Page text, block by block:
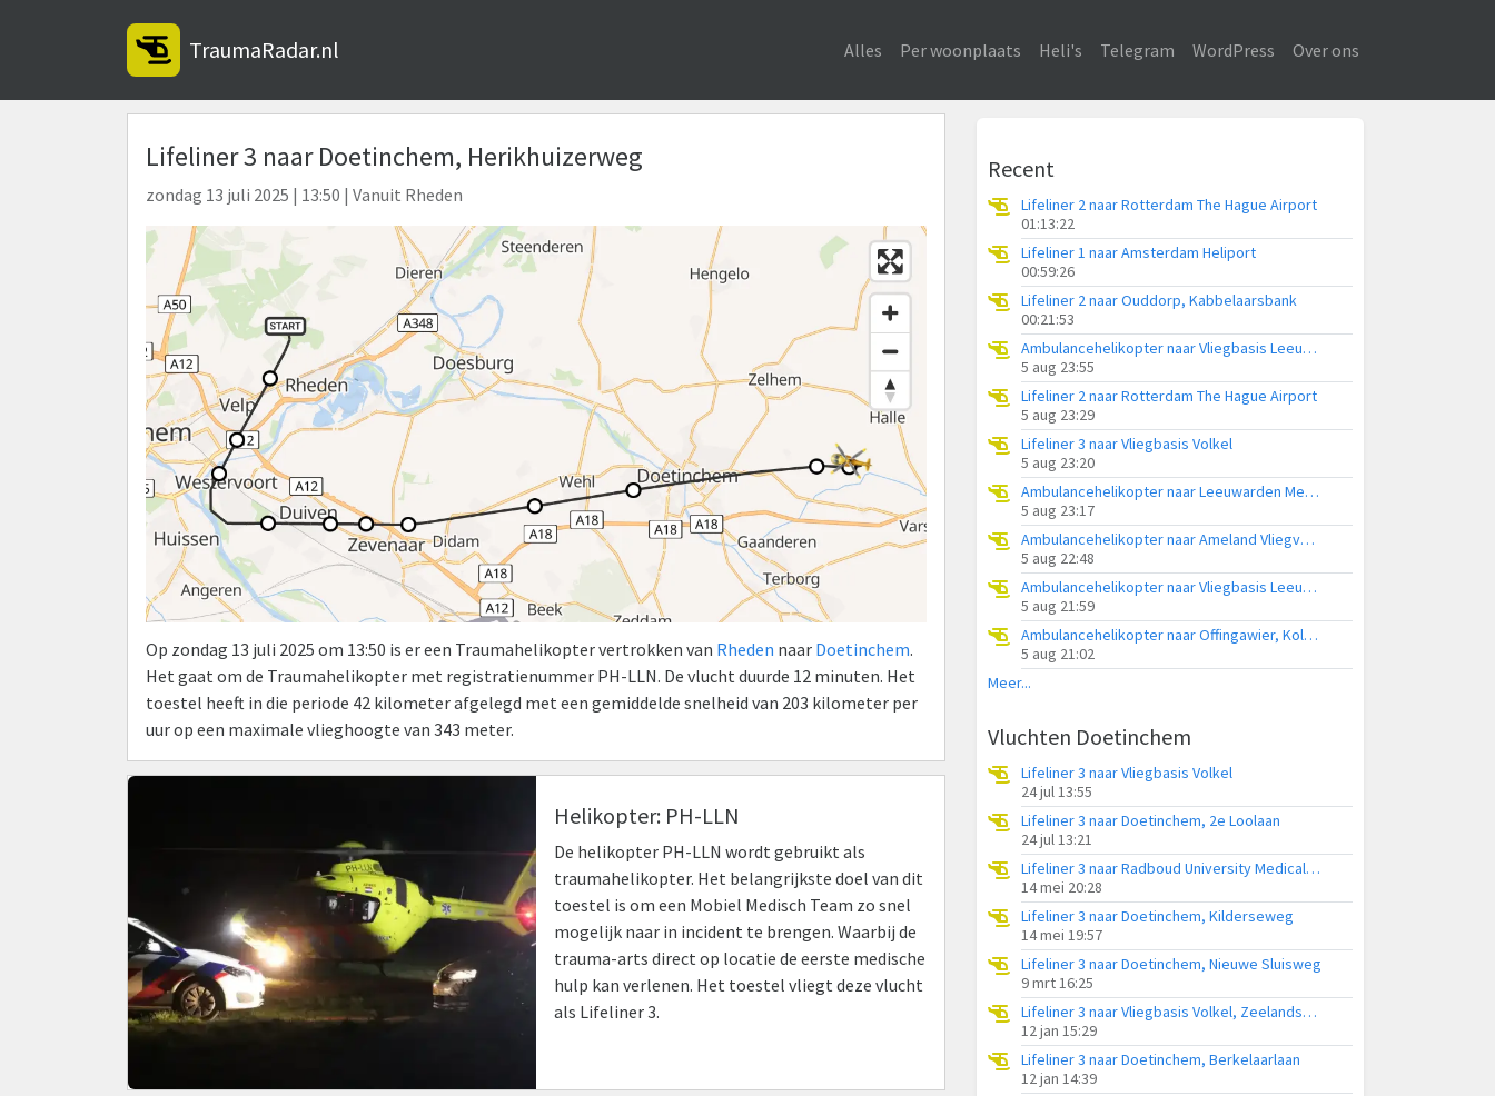
TraumaRadar.nl Alles Per woonplaats Heli's Telegram WordPress Over ons
Lifeliner 3 naar Doetinchem, Herikhuizerweg
zondag 13 juli 2025 | 13:50 | Vanuit Rheden
Op zondag 13 juli 2025 om 13:50 is er een Traumahelikopter vertrokken van Rheden naar Doetinchem.
Het gaat om de Traumahelikopter met registratienummer PH-LLN. De vlucht duurde 12 minuten. Het
toestel heeft in die periode 42 kilometer afgelegd met een gemiddelde snelheid van 203 kilometer per
uur op een maximale vlieghoogte van 343 meter.
Helikopter: PH-LLN
De helikopter PH-LLN wordt gebruikt als
traumahelikopter. Het belangrijkste doel van dit
toestel is om een Mobiel Medisch Team zo snel
mogelijk naar in incident te brengen. Waarbij de
trauma-arts direct op locatie de eerste medische
hulp kan verlenen. Het toestel vliegt deze vlucht
als Lifeliner 3.
Recent
Lifeliner 2 naar Rotterdam The Hague Airport
01:13:22
Lifeliner 1 naar Amsterdam Heliport
00:59:26
Lifeliner 2 naar Ouddorp, Kabbelaarsbank
00:21:53
Ambulancehelikopter naar Vliegbasis Leeuwarden
5 aug 23:55
Lifeliner 2 naar Rotterdam The Hague Airport
5 aug 23:29
Lifeliner 3 naar Vliegbasis Volkel
5 aug 23:20
Ambulancehelikopter naar Leeuwarden Medical Center Heliport
5 aug 23:17
Ambulancehelikopter naar Ameland Vliegveld Ballum
5 aug 22:48
Ambulancehelikopter naar Vliegbasis Leeuwarden
5 aug 21:59
Ambulancehelikopter naar Offingawier, Kolmarslân
5 aug 21:02
Meer...
Vluchten Doetinchem
Lifeliner 3 naar Vliegbasis Volkel
24 jul 13:55
Lifeliner 3 naar Doetinchem, 2e Loolaan
24 jul 13:21
Lifeliner 3 naar Radboud University Medical Center Heliport
14 mei 20:28
Lifeliner 3 naar Doetinchem, Kilderseweg
14 mei 19:57
Lifeliner 3 naar Doetinchem, Nieuwe Sluisweg
9 mrt 16:25
Lifeliner 3 naar Vliegbasis Volkel, Zeelandsedijk
12 jan 15:29
Lifeliner 3 naar Doetinchem, Berkelaarlaan
12 jan 14:39